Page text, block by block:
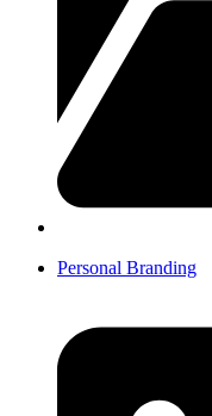
Personal Branding